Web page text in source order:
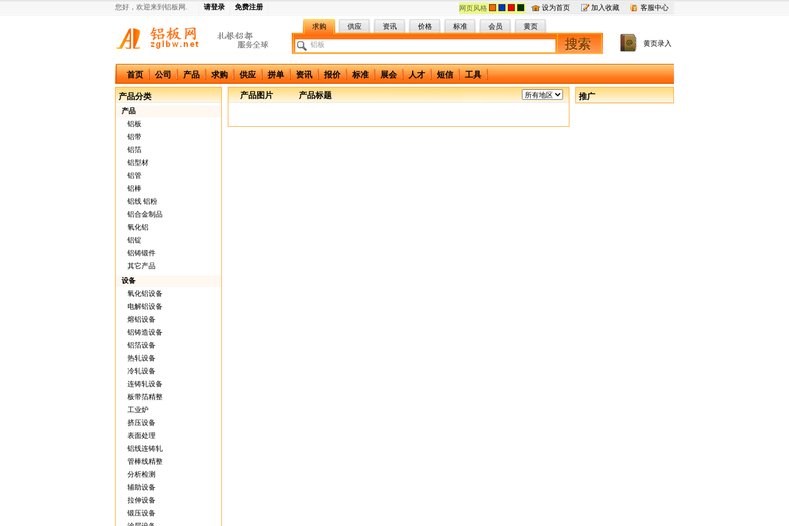
您好，欢迎来到铝板网. 请登录 免费注册 设为首页 加入收藏 客服中心
网页风格
中国铝板网
求购 供应 资讯 价格 标准 会员 黄页
搜索 黄页录入
首页 公司 产品 求购 供应 拼单 资讯 报价 标准 展会 人才 短信 工具
产品分类
产品
铝板
铝带
铝箔
铝型材
铝管
铝棒
铝线 铝粉
铝合金制品
氧化铝
铝锭
铝铸锻件
其它产品
设备
氧化铝设备
电解铝设备
熔铝设备
铝铸造设备
铝箔设备
热轧设备
冷轧设备
连铸轧设备
板带箔精整
工业炉
挤压设备
表面处理
铝线连铸轧
管棒线精整
分析检测
辅助设备
拉伸设备
锻压设备
产品图片 产品标题 推广